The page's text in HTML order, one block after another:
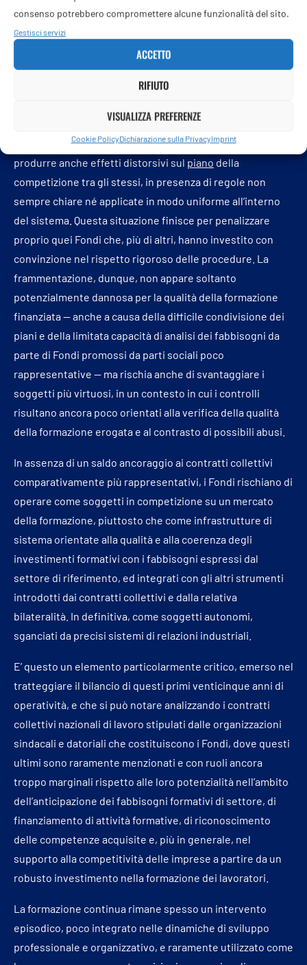
consenso potrebbero compromettere alcune funzionalità del sito.
Gestisci servizi
ACCETTO
RIFIUTO
VISUALIZZA PREFERENZE
Cookie PolicyDichiarazione sulla PrivacyImprint
piani con le parti sociali a livello aziendale, territoriale o
settoriale. Parti poco rappresentative potrebbero non
garantire un presidio adeguato di questo processo,
perché non presenti in tutti i livelli richiamati e in
particolare a livello aziendale, riducendolo ad un mero
finanziata dai Fondi di uno dei suoi elementi più
qualificanti. In generale, l’eterogeneità tra i Fondi rischia di
produrre anche effetti distorsivi sul piano della
competizione tra gli stessi, in presenza di regole non
sempre chiare né applicate in modo uniforme all’interno
del sistema. Questa situazione finisce per penalizzare
proprio quei Fondi che, più di altri, hanno investito con
convinzione nel rispetto rigoroso delle procedure. La
frammentazione, dunque, non appare soltanto
potenzialmente dannosa per la qualità della formazione
finanziata — anche a causa della difficile condivisione dei
piani e della limitata capacità di analisi dei fabbisogni da
parte di Fondi promossi da parti sociali poco
rappresentative — ma rischia anche di svantaggiare i
soggetti più virtuosi, in un contesto in cui i controlli
risultano ancora poco orientati alla verifica della qualità
della formazione erogata e al contrasto di possibili abusi.
In assenza di un saldo ancoraggio ai contratti collettivi
comparativamente più rappresentativi, i Fondi rischiano di
operare come soggetti in competizione su un mercato
della formazione, piuttosto che come infrastrutture di
sistema orientate alla qualità e alla coerenza degli
investimenti formativi con i fabbisogni espressi dal
settore di riferimento, ed integrati con gli altri strumenti
introdotti dai contratti collettivi e dalla relativa
bilateralità. In definitiva, come soggetti autonomi,
sganciati da precisi sistemi di relazioni industriali.
E’ questo un elemento particolarmente critico, emerso nel
tratteggiare il bilancio di questi primi venticinque anni di
operatività, e che si può notare analizzando i contratti
collettivi nazionali di lavoro stipulati dalle organizzazioni
sindacali e datoriali che costituiscono i Fondi, dove questi
ultimi sono raramente menzionati e con ruoli ancora
troppo marginali rispetto alle loro potenzialità nell’ambito
dell’anticipazione dei fabbisogni formativi di settore, di
finanziamento di attività formative, di riconoscimento
delle competenze acquisite e, più in generale, nel
supporto alla competitività delle imprese a partire da un
robusto investimento nella formazione dei lavoratori.
La formazione continua rimane spesso un intervento
episodico, poco integrato nelle dinamiche di sviluppo
professionale e organizzativo, e raramente utilizzato come